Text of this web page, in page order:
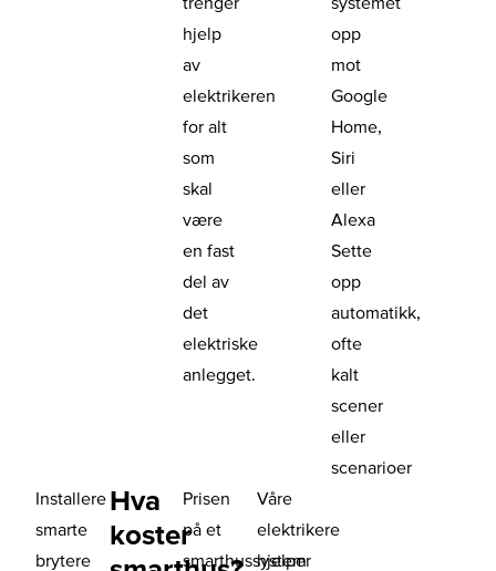
hjelp
av
elektrikeren
for alt
som
skal
være
en fast
del av
det
elektriske
anlegget.
opp
mot
Google
Home,
Siri
eller
Alexa
Sette
opp
automatikk,
ofte
kalt
scener
eller
scenarioer
Installere
smarte
brytere
Hva
koster
Prisen
på et
smarthussystem
Våre
elektrikere
hjelper